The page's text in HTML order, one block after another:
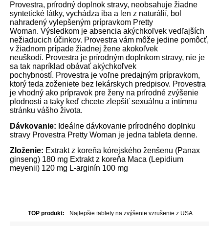
Provestra, prírodný doplnok stravy, neobsahuje žiadne
syntetické látky, vychádza iba a len z naturálií, bol
nahradený vylepšeným prípravkom Pretty
Woman. Výsledkom je absencia akýchkoľvek vedľajších
nežiaducich účinkov. Provestra vám môže jedine pomôcť,
v žiadnom prípade žiadnej žene akokoľvek
neuškodí. Provestra je prírodným doplnkom stravy, nie je
sa tak napríklad obávať akýchkoľvek
pochybností. Provestra je voľne predajným prípravkom,
ktorý teda zoženiete bez lekárskych predpisov. Provestra
je vhodný ako prípravok pre ženy na prírodné zvýšenie
plodnosti a taky keď chcete zlepšiť sexuálnu a intímnu
stránku vášho života.
Dávkovanie: Ideálne dávkovanie prírodného doplnku
stravy Provestra Pretty Woman je jedna tableta denne.
Zloženie: Extrakt z koreňa kórejského ženšenu (Panax
ginseng) 180 mg Extrakt z koreňa Maca (Lepidium
meyenii) 120 mg L-arginín 100 mg
TOP produkt: Najlepšie tablety na zvýšenie vzrušenie z USA